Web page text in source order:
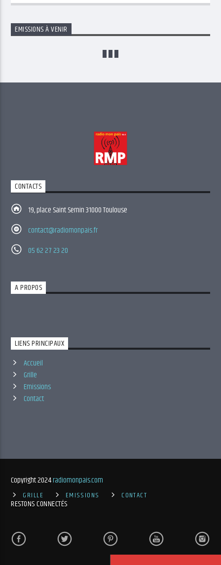
EMISSIONS À VENIR
CONTACTS
19, place Saint Sernin 31000 Toulouse
contact@radiomonpais.fr
05 62 27 23 20
A PROPOS
LIENS PRINCIPAUX
Accueil
Grille
Emissions
Contact
Copyright 2024radiomonpais.com
GRILLE EMISSIONS CONTACT
RESTONS CONNECTÉS